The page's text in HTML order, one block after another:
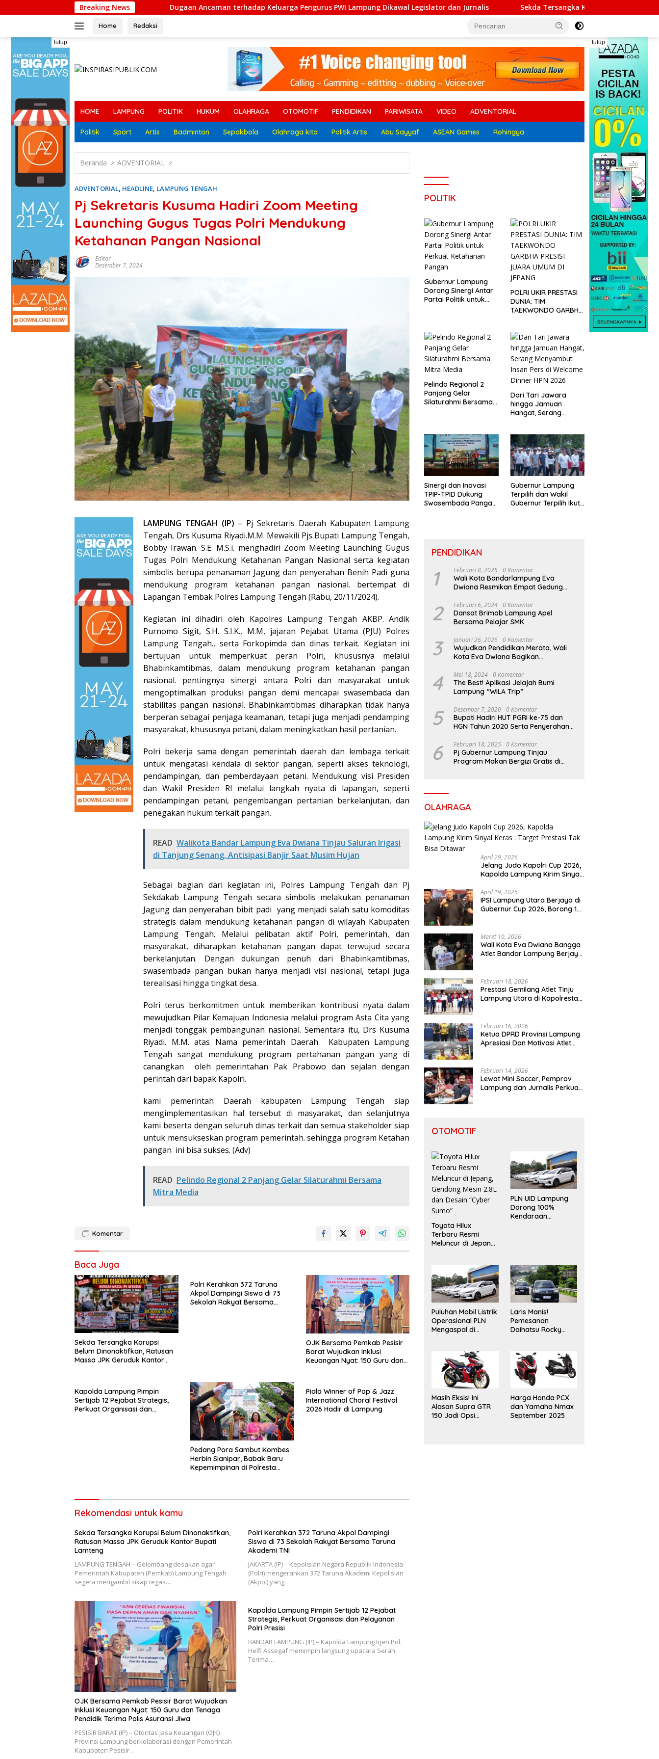
ke
Breaking News
Dugaan Ancaman terhadap Keluarga Pengurus PWI Lampung Dikawal Legislator dan Jurnalis Sekda Tersangka Korupsi Belum Dinonaktifkan, Ratusan
Home Redaksi
tutup tutup
HOME LAMPUNG POLITIK HUKUM OLAHRAGA OTOMOTIF PENDIDIKAN PARIWISATA VIDEO ADVENTORIAL
Politik Sport Artis Badminton Sepakbola Olahraga kita Politik Artis Abu Sayyaf ASEAN Games Rohingya
Beranda ADVENTORIAL
ADVENTORIAL, HEADLINE, LAMPUNG TENGAH
Pj Sekretaris Kusuma Hadiri Zoom Meeting
Launching Gugus Tugas Polri Mendukung
Ketahanan Pangan Nasional
Editor
Desember 7, 2024
LAMPUNG TENGAH (IP) – Pj Sekretaris Daerah Kabupaten Lampung
Tengah, Drs Kusuma Riyadi.M.M. Mewakili Pjs Bupati Lampung Tengah,
Bobby Irawan. S.E. M.S.i. menghadiri Zoom Meeting Launching Gugus
Tugas Polri Mendukung Ketahanan Pangan Nasional serta kegiatan
simbolis berupa penanaman Jagung dan penyerahan Benih Padi guna
mendukung program ketahanan pangan nasional. bertempat di
Lapangan Tembak Polres Lampung Tengah (Rabu, 20/11/2024).
Kegiatan ini dihadiri oleh Kapolres Lampung Tengah AKBP. Andik
Purnomo Sigit, S.H. S.I.K., M.M, jajaran Pejabat Utama (PJU) Polres
Lampung Tengah., serta Forkopimda dan dinas terkait. Kegiatan ini
bertujuan untuk memperkuat peran Polri, khususnya melalui
Bhabinkamtibmas, dalam mendukung program ketahanan pangan
nasional. pentingnya sinergi antara Polri dan masyarakat untuk
mengoptimalkan produksi pangan demi mencapai swasembada dan
stabilitas pangan nasional. Bhabinkamtibmas diharapkan tidak hanya
berperan sebagai penjaga keamanan, tetapi juga menjadi pendamping
masyarakat, khususnya petani, dalam meningkatkan hasil pertanian.
Polri bekerja sama dengan pemerintah daerah dan lembaga terkait
untuk mengatasi kendala di sektor pangan, seperti akses teknologi,
pendampingan, dan pemberdayaan petani. Mendukung visi Presiden
dan Wakil Presiden RI melalui langkah nyata di lapangan, seperti
pendampingan petani, pengembangan pertanian berkelanjutan, dan
penegakan hukum terkait pangan.
READ Walikota Bandar Lampung Eva Dwiana Tinjau Saluran Irigasi
di Tanjung Senang, Antisipasi Banjir Saat Musim Hujan
Sebagai bagian dari kegiatan ini, Polres Lampung Tengah dan Pj
Sekdakab Lampung Tengah secara simbolis melakukan penanaman
Jagung dan penyerahan bibit padi yang menjadi salah satu komoditas
strategis dalam mendukung ketahanan pangan di wilayah Kabupaten
Lampung Tengah. Melalui pelibatan aktif Polri, pemerintah, dan
masyarakat, diharapkan ketahanan pangan dapat terwujud secara
berkelanjutan. Dengan dukungan penuh dari Bhabinkamtibmas,
swasembada pangan bukan hanya menjadi visi nasional, tetapi juga
terealisasi hingga tingkat desa.
Polri terus berkomitmen untuk memberikan kontribusi nyata dalam
mewujudkan Pilar Kemajuan Indonesia melalui program Asta Cita yang
menjadi tonggak pembangunan nasional. Sementara itu, Drs Kusuma
Riyadi. M.M. atas Nama pemerintah Daerah Kabupaten Lampung
Tengah sangat mendukung program pertahanan pangan yang di
canangkan oleh pemerintahan Pak Prabowo dan sejalan dengan
perintah dari bapak Kapolri.
kami pemerintah Daerah kabupaten Lampung Tengah siap
mengimplementasikan hal tersebut di masyarakat, dan selanjutnya
kami beserta dengan seluruh dinas terkait dan semua stakeholder siap
untuk mensukseskan program pemerintah. sehingga program Ketahan
pangan ini bisa sukses. (Adv)
READ Pelindo Regional 2 Panjang Gelar Silaturahmi Bersama
Mitra Media
Komentar
Baca Juga
Sekda Tersangka Korupsi
Belum Dinonaktifkan, Ratusan
Massa JPK Geruduk Kantor
Polri Kerahkan 372 Taruna
Akpol Dampingi Siswa di 73
Sekolah Rakyat Bersama
OJK Bersama Pemkab Pesisir
Barat Wujudkan Inklusi
Keuangan Nyat: 150 Guru dan
Kapolda Lampung Pimpin
Sertijab 12 Pejabat Strategis,
Perkuat Organisasi dan
Pedang Pora Sambut Kombes
Herbin Sianipar, Babak Baru
Kepemimpinan di Polresta
Piala Winner of Pop & Jazz
International Choral Festival
2026 Hadir di Lampung
Rekomendasi untuk kamu
Sekda Tersangka Korupsi Belum Dinonaktifkan,
Ratusan Massa JPK Geruduk Kantor Bupati
Lamteng
LAMPUNG TENGAH – Gelombang desakan agar
Pemerintah Kabupaten (Pemkab) Lampung Tengah
segera mengambil sikap tegas…
Polri Kerahkan 372 Taruna Akpol Dampingi
Siswa di 73 Sekolah Rakyat Bersama Taruna
Akademi TNI
JAKARTA (IP) – Kepolisian Negara Republik Indonesia
(Polri) mengerahkan 372 Taruna Akademi Kepolisian
(Akpol) yang…
OJK Bersama Pemkab Pesisir Barat Wujudkan
Inklusi Keuangan Nyat: 150 Guru dan Tenaga
Pendidik Terima Polis Asuransi Jiwa
PESISIR BARAT (IP) – Otoritas Jasa Keuangan (OJK)
Provinsi Lampung berkolaborasi dengan Pemerintah
Kabupaten Pesisir…
Kapolda Lampung Pimpin Sertijab 12 Pejabat
Strategis, Perkuat Organisasi dan Pelayanan
Polri Presisi
BANDAR LAMPUNG (IP) – Kapolda Lampung Irjen Pol.
Helfi Assegaf memimpin langsung upacara Serah
Terima…
POLITIK
Gubernur Lampung
Dorong Sinergi Antar
Partai Politik untuk
POLRI UKIR PRESTASI
DUNIA: TIM
TAEKWONDO GARBHA
Pelindo Regional 2
Panjang Gelar
Silaturahmi Bersama
Dari Tari Jawara
hingga Jamuan
Hangat, Serang
HPN 2026
Sinergi dan Inovasi
TPIP-TPID Dukung
Swasembada Pangan
Gubernur Lampung
Terpilih dan Wakil
Gubernur Terpilih Ikuti
PENDIDIKAN
1 Februari 8, 2025 0 Komentar
Wali Kota Bandarlampung Eva
Dwiana Resmikan Empat Gedung
2 Februari 6, 2024 0 Komentar
Dansat Brimob Lampung Apel
Bersama Pelajar SMK
3 Januari 26, 2026 0 Komentar
Wujudkan Pendidikan Merata, Wali
Kota Eva Dwiana Bagikan
Siswa SD dan SMP
4 Mei 18, 2024 0 Komentar
The Best! Aplikasi Jelajah Bumi
Lampung “WILA Trip”
5 Desember 7, 2020 0 Komentar
Bupati Hadiri HUT PGRI ke-75 dan
HGN Tahun 2020 Serta Penyerahan
6 Februari 18, 2025 0 Komentar
Pj Gubernur Lampung Tinjau
Program Makan Bergizi Gratis di
OLAHRAGA
April 29, 2026
Jelang Judo Kapolri Cup 2026,
Kapolda Lampung Kirim Sinyal
Bisa Ditawar
April 19, 2026
IPSI Lampung Utara Berjaya di
Gubernur Cup 2026, Borong 17
Maret 10, 2026
Wali Kota Eva Dwiana Bangga
Atlet Bandar Lampung Berjaya
Februari 18, 2026
Prestasi Gemilang Atlet Tinju
Lampung Utara di Kapolresta
Februari 16, 2026
Ketua DPRD Provinsi Lampung
Apresiasi Dan Motivasi Atlet
Februari 14, 2026
Lewat Mini Soccer, Pemprov
Lampung dan Jurnalis Perkuat
OTOMOTIF
Toyota Hilux
Terbaru Resmi
Meluncur di Jepang,
PLN UID Lampung
Dorong 100%
Kendaraan
Puluhan Mobil Listrik
Operasional PLN
Mengaspal di
Emission
Laris Manis!
Pemesanan
Daihatsu Rocky
Dua Bulan
Masih Eksis! Ini
Alasan Supra GTR
150 Jadi Opsi
Harga Honda PCX
dan Yamaha Nmax
September 2025